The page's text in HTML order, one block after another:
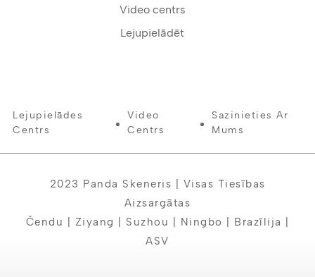
Video centrs
Lejupielādēt
Lejupielādes
Centrs
Video
Centrs
Sazinieties Ar
Mums
2023 Panda Skeneris | Visas Tiesības
Aizsargātas
Čendu | Ziyang | Suzhou | Ningbo | Brazīlija |
ASV